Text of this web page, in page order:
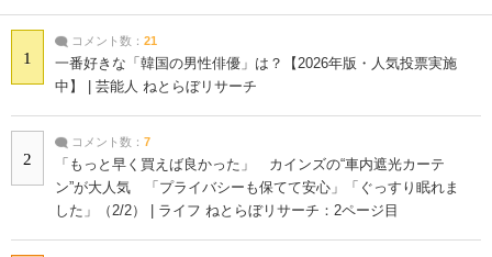
1
コメント数： 21
一番好きな「韓国の男性俳優」は？【2026年版・人気投票実施
中】 | 芸能人 ねとらぼリサーチ
2
コメント数： 7
「もっと早く買えば良かった」 カインズの“車内遮光カーテ
ン”が大人気 「プライバシーも保てて安心」「ぐっすり眠れま
した」（2/2） | ライフ ねとらぼリサーチ：2ページ目